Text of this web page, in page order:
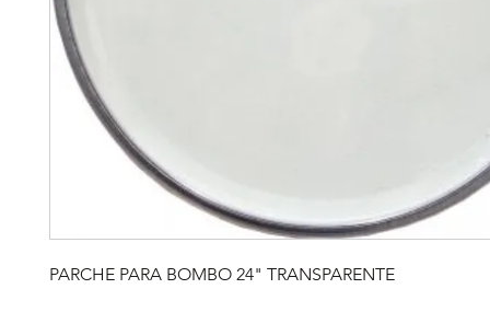
PARCHE PARA BOMBO 24" TRANSPARENTE